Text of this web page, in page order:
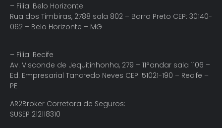
– Filial Belo Horizonte
Rua dos Timbiras, 2788 sala 802 – Barro Preto CEP: 30140-
062 – Belo Horizonte – MG
– Filial Recife
Av. Visconde de Jequitinhonha, 279 – 11°andar sala 1106 –
Ed. Empresarial Tancredo Neves CEP: 51021-190 – Recife –
PE
AR2Broker Corretora de Seguros:
SUSEP 212118310